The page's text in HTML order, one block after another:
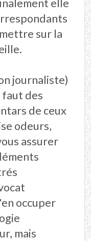
elle
sur la
journaliste)
faut des
de ceux
odeurs,
assurer
occuper
mais